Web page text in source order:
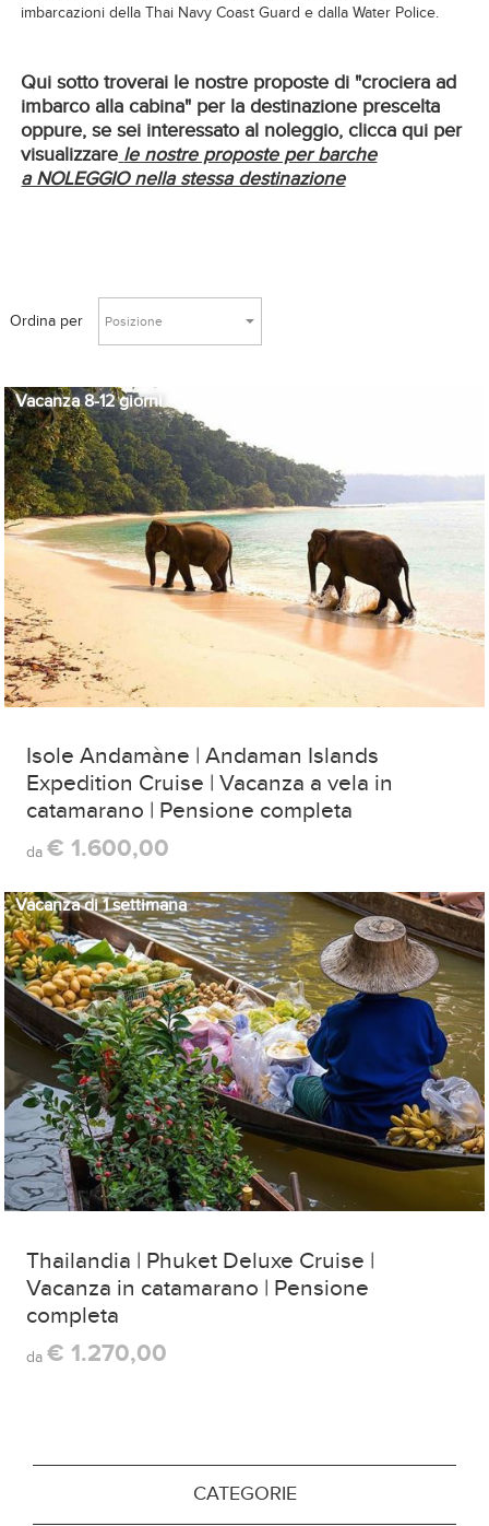
imbarcazioni della Thai Navy Coast Guard e dalla Water Police.
Qui sotto troverai le nostre proposte di "crociera ad
imbarco alla cabina" per la destinazione prescelta
oppure, se sei interessato al noleggio, clicca qui per
visualizzare le nostre proposte per barche
a NOLEGGIO nella stessa destinazione
Ordina per Posizione
Vacanza 8-12 giorni
Isole Andamàne | Andaman Islands
Expedition Cruise | Vacanza a vela in
catamarano | Pensione completa
da€ 1.600,00
Vacanza di 1 settimana
Thailandia | Phuket Deluxe Cruise |
Vacanza in catamarano | Pensione
completa
da€ 1.270,00
CATEGORIE